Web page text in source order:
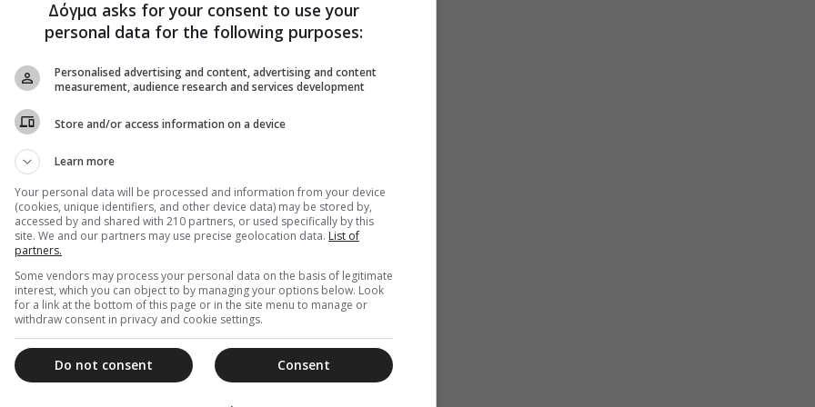
τὴν ἀπομόνωσιν τόσον...
Μοσχα: Τιμητικό το πρωτείο της
Κωνσταντινούπολης – Ένα κείμενο
που θα συζητηθεί
Διαβάστε ολόκληρο το κείμενο στην επίσημη
μετάφραση του - Η Μόσχα ξεκαθαρίζει πως βλέπει τον
Οικουμενικό Πατριάρχη - Κλιμακώνεται...
Δόγμα asks for your consent to use your
personal data for the following purposes:
Personalised advertising and content, advertising and content
measurement, audience research and services development
Store and/or access information on a device
Learn more
Your personal data will be processed and information from your device
(cookies, unique identifiers, and other device data) may be stored by,
accessed by and shared with 210 partners, or used specifically by this
site. We and our partners may use precise geolocation data. List of
partners.
Some vendors may process your personal data on the basis of legitimate
interest, which you can object to by managing your options below. Look
for a link at the bottom of this page or in the site menu to manage or
withdraw consent in privacy and cookie settings.
Consent
Do not consent